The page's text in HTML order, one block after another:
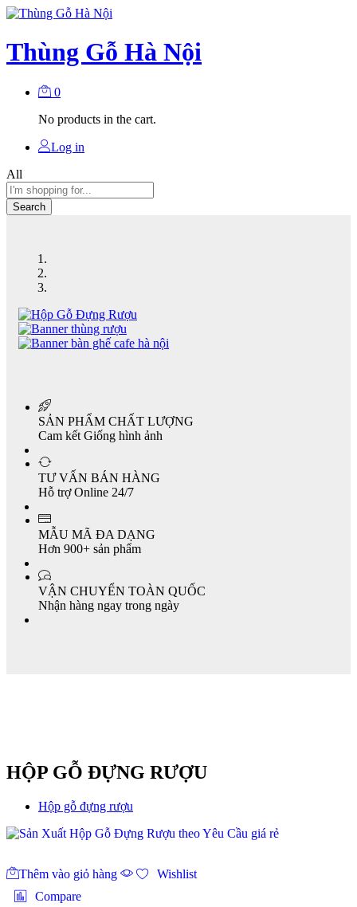
Thùng Gỗ Hà Nội
0
No products in the cart.
Log in
All
Search
SẢN PHẨM CHẤT LƯỢNG
Cam kết Giống hình ảnh
TƯ VẤN BÁN HÀNG
Hỗ trợ Online 24/7
MẪU MÃ ĐA DẠNG
Hơn 900+ sản phẩm
VẬN CHUYỂN TOÀN QUỐC
Nhận hàng ngay trong ngày
HỘP GỖ ĐỰNG RƯỢU
Hộp gỗ đựng rượu
Thêm vào giỏ hàng
Wishlist
Compare